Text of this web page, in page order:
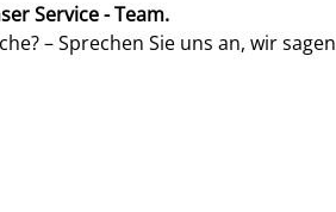
Service - Team.
– Sprechen Sie uns an, wir sagen